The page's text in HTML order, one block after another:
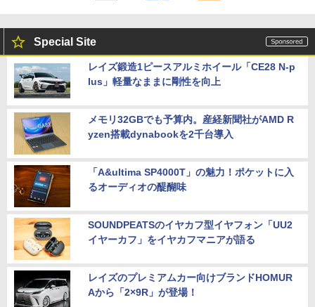
Special Site
レイズ鍛造1ピースアルミホイール「CE28 N-p
lus」軽量なままに剛性を向上
メモリ32GBでも予算内。産経新聞社がAMD R
yzen搭載dynabookを2千台導入
「A&ultima SP4000T」の魅力！ポケットに入
るオーディオの醍醐味
SOUNDPEATSのイヤカフ型イヤフォン「UU2
イヤーカフ」をイヤカフマニアが語る
レイズのプレミアムカー向けブランドHOMUR
Aから「2×9R」が登場！